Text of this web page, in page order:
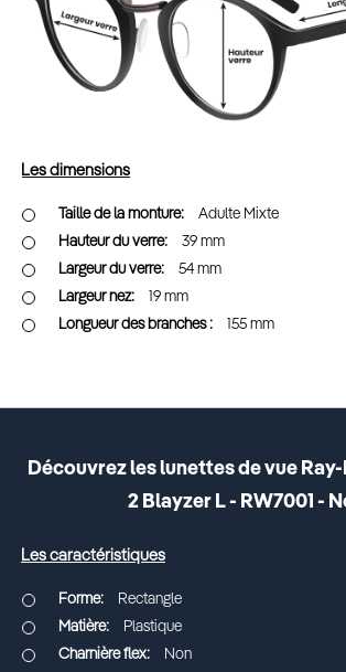
Les dimensions
Adulte Mixte
39 mm
54 mm
19 mm
155 mm
Découvrez les lunettes de vue Ray-
2 Blayzer L - RW7001 -
Les caractéristiques
Rectangle
Plastique
Non